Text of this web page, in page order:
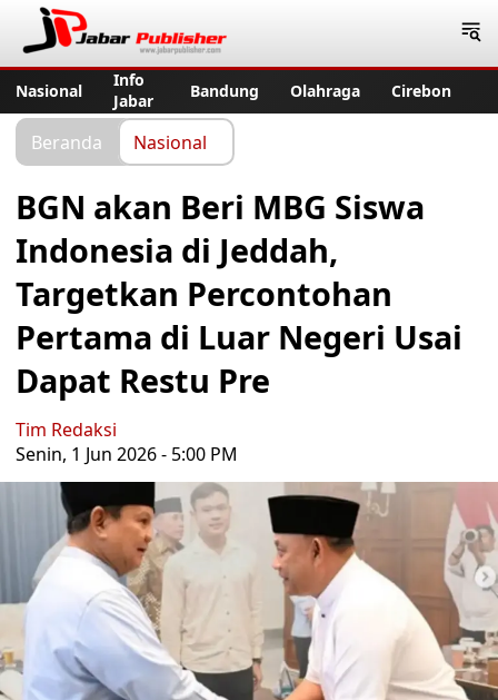
Nasional
Info
Jabar
Bandung Olahraga Cirebon
Beranda Nasional
BGN akan Beri MBG Siswa
Indonesia di Jeddah,
Targetkan Percontohan
Pertama di Luar Negeri Usai
Dapat Restu Pre
Tim Redaksi
Senin, 1 Jun 2026 - 5:00 PM